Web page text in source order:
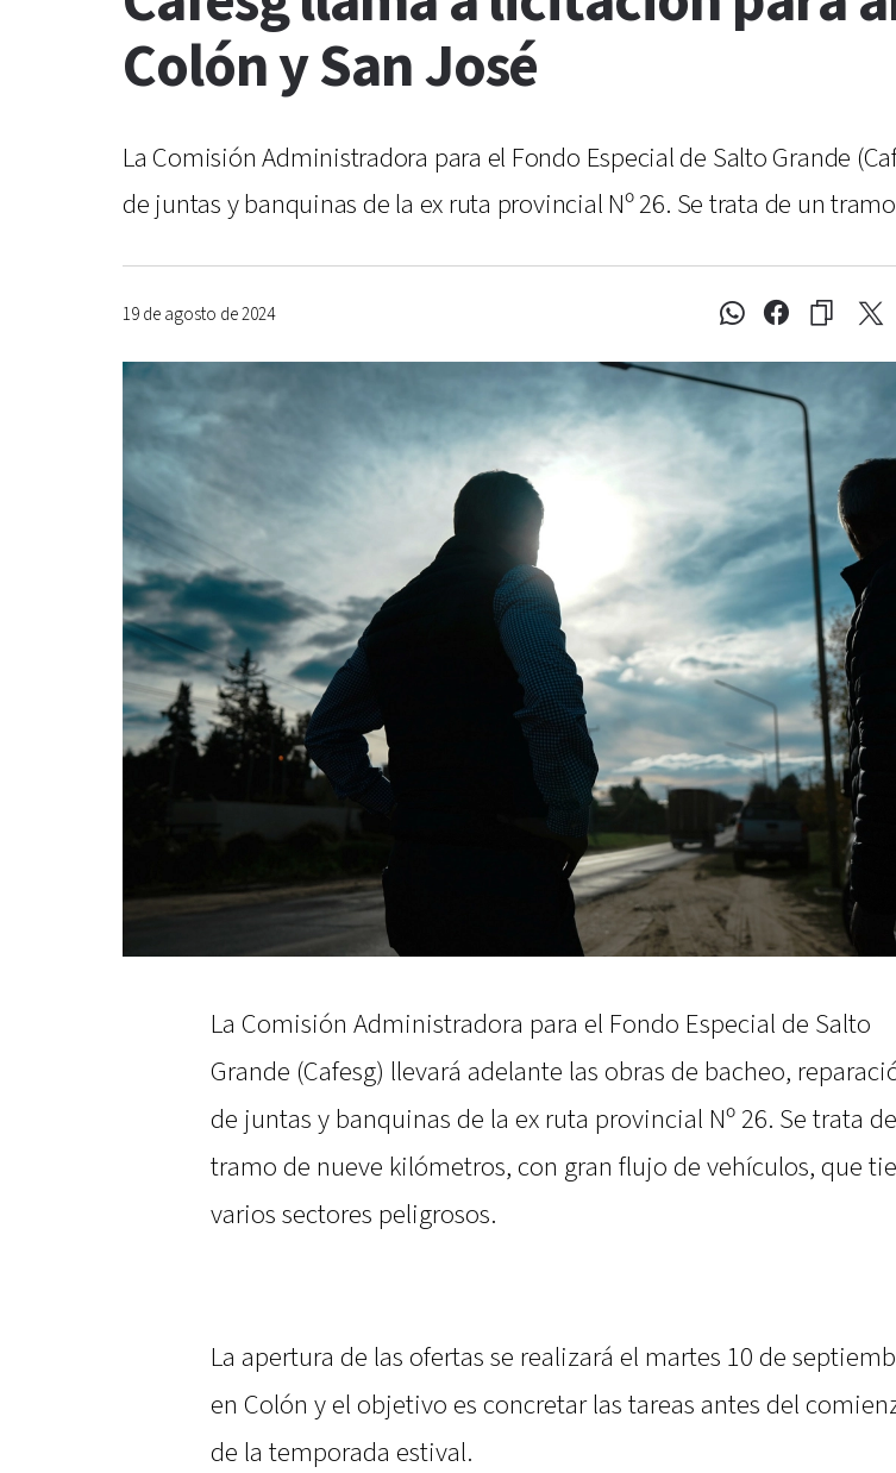
Colón y San José
La Comisión Administradora para el Fondo Especial de Salto Grande
de juntas y banquinas de la ex ruta provincial Nº 26. Se trata de un
19 de agosto de 2024
La Comisión Administradora para el Fondo Especial de Salto
Grande (Cafesg) llevará adelante las obras de bacheo,
de juntas y banquinas de la ex ruta provincial Nº 26. Se trata
tramo de nueve kilómetros, con gran flujo de vehículos, que
varios sectores peligrosos.
La apertura de las ofertas se realizará el martes 10 de
en Colón y el objetivo es concretar las tareas antes del
de la temporada estival.